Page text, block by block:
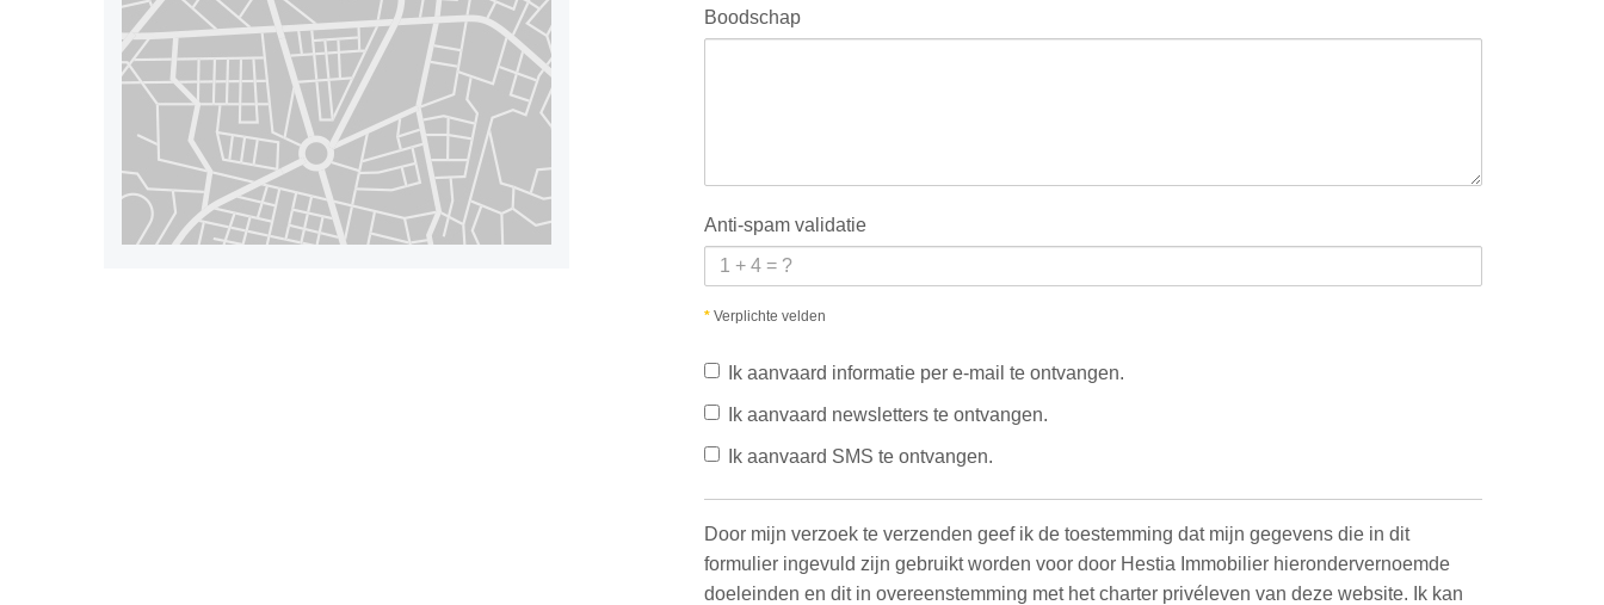
Boodschap
Anti-spam validatie
* Verplichte velden
Ik aanvaard informatie per e-mail te ontvangen.
Ik aanvaard newsletters te ontvangen.
Ik aanvaard SMS te ontvangen.
Door mijn verzoek te verzenden geef ik de toestemming dat mijn gegevens die in dit
formulier ingevuld zijn gebruikt worden voor door Hestia Immobilier hierondervernoemde
doeleinden en dit in overeenstemming met het charter privéleven van deze website. Ik kan